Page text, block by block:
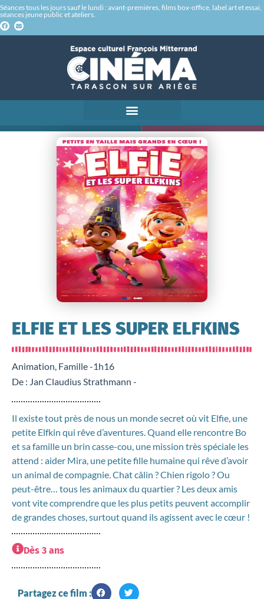
Séances tous les jours sauf le lundi : avant-premières, films box-office, label art et essai,
séances jeune public et ateliers.
ELFIE ET LES SUPER ELFKINS
Animation, Famille -1h16
De : Jan Claudius Strathmann -
Il existe tout près de nous un monde secret où vit Elfie, une
petite Elfkin qui rêve d’aventures. Quand elle rencontre Bo
et sa famille un brin casse-cou, une mission très spéciale les
attend : aider Mira, une petite fille humaine qui rêve d’avoir
un animal de compagnie. Chat câlin ? Chien rigolo ? Ou
peut-être… tous les animaux du quartier ? Les deux amis
vont vite comprendre que les plus petits peuvent accomplir
de grandes choses, surtout quand ils agissent avec le cœur !
Dès 3 ans
Partagez ce film :